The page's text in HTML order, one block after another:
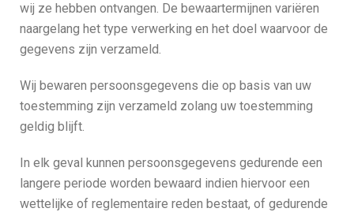
wij ze hebben ontvangen. De bewaartermijnen variëren
naargelang het type verwerking en het doel waarvoor de
gegevens zijn verzameld.
Wij bewaren persoonsgegevens die op basis van uw
toestemming zijn verzameld zolang uw toestemming
geldig blijft.
In elk geval kunnen persoonsgegevens gedurende een
langere periode worden bewaard indien hiervoor een
wettelijke of reglementaire reden bestaat, of gedurende